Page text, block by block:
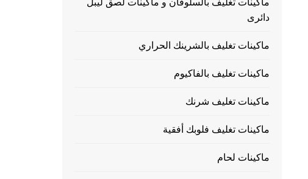
ماكينات تغليف بالسلوفان و ماكينات لصق ليبل
دائرى
ماكينات تغليف بالشرينك الحراري
ماكينات تغليف بالفاكيوم
ماكينات تغليف شرنك
ماكينات تغليف فلوبك أفقية
ماكينات لحام